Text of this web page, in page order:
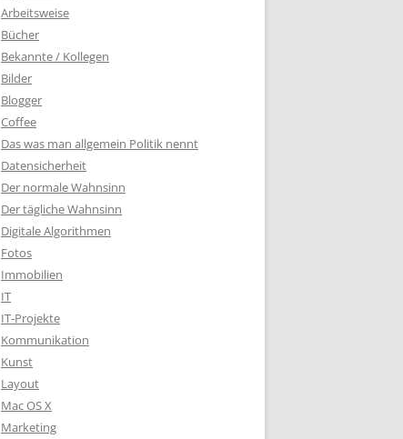
Arbeitsweise
Bücher
Bekannte / Kollegen
Bilder
Blogger
Coffee
Das was man allgemein Politik nennt
Datensicherheit
Der normale Wahnsinn
Der tägliche Wahnsinn
Digitale Algorithmen
Fotos
Immobilien
IT
IT-Projekte
Kommunikation
Kunst
Layout
Mac OS X
Marketing